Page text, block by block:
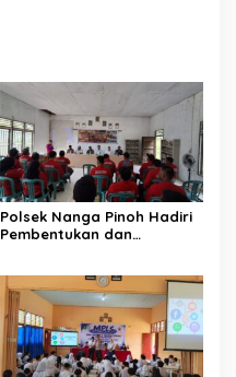
Polsek Nanga Pinoh Hadiri
Pembentukan dan
Lengkong